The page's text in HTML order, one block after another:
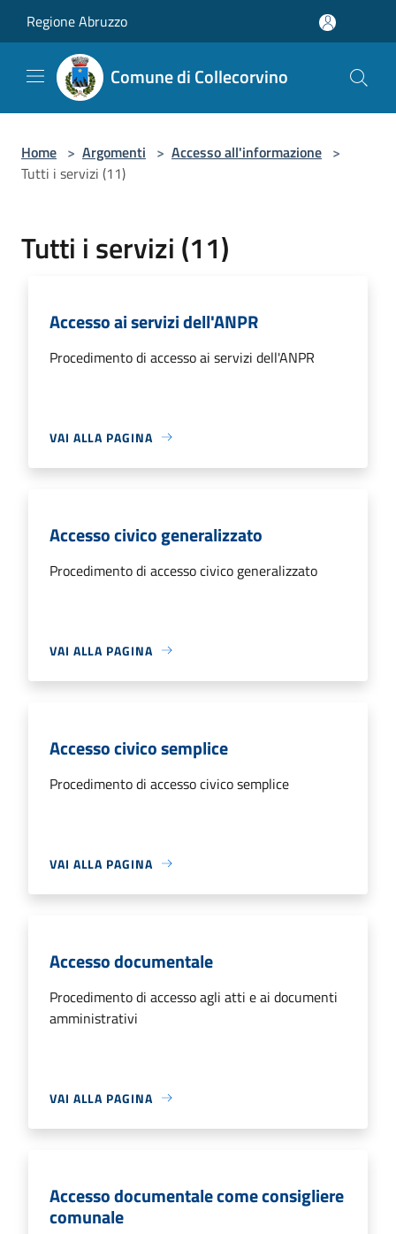
Regione Abruzzo
Comune di Collecorvino
Home > Argomenti > Accesso all'informazione >
Tutti i servizi (11)
Tutti i servizi (11)
Accesso ai servizi dell'ANPR
Procedimento di accesso ai servizi dell'ANPR
VAI ALLA PAGINA
Accesso civico generalizzato
Procedimento di accesso civico generalizzato
VAI ALLA PAGINA
Accesso civico semplice
Procedimento di accesso civico semplice
VAI ALLA PAGINA
Accesso documentale
Procedimento di accesso agli atti e ai documenti
amministrativi
VAI ALLA PAGINA
Accesso documentale come consigliere
comunale